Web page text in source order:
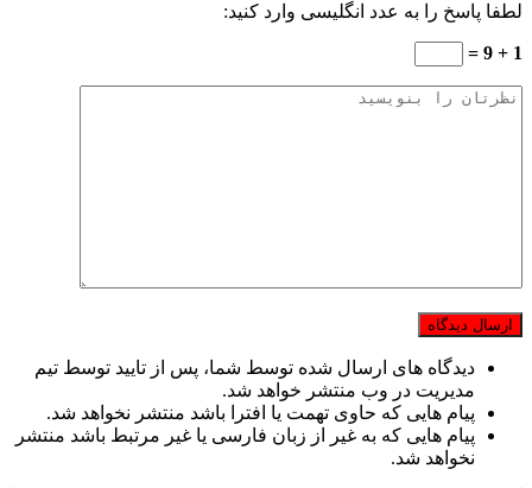
لطفا پاسخ را به عدد انگلیسی وارد کنید:
1 + 9 =
دیدگاه های ارسال شده توسط شما، پس از تایید توسط تیم
مدیریت در وب منتشر خواهد شد.
پیام هایی که حاوی تهمت یا افترا باشد منتشر نخواهد شد.
پیام هایی که به غیر از زبان فارسی یا غیر مرتبط باشد منتشر
نخواهد شد.